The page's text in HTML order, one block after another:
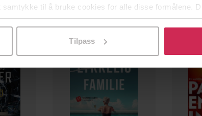
til å bruke cookies for alle disse formålene.
på «Tilpass». Du kan når som helst trekke
Tilpass